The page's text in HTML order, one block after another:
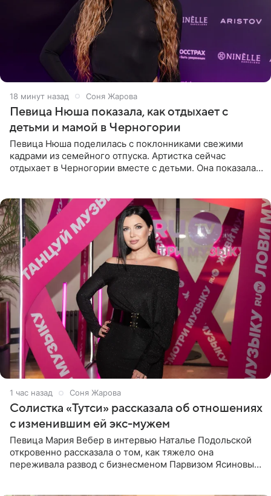
18 минут назад Соня Жарова
Певица Нюша показала, как отдыхает с
детьми и мамой в Черногории
Певица Нюша поделилась с поклонниками свежими
кадрами из семейного отпуска. Артистка сейчас
отдыхает в Черногории вместе с детьми. Она показала,
1 час назад Соня Жарова
Солистка «Тутси» рассказала об отношениях
с изменившим ей экс-мужем
Певица Мария Вебер в интервью Наталье Подольской
откровенно рассказала о том, как тяжело она
переживала развод с бизнесменом Парвизом Ясиновым.